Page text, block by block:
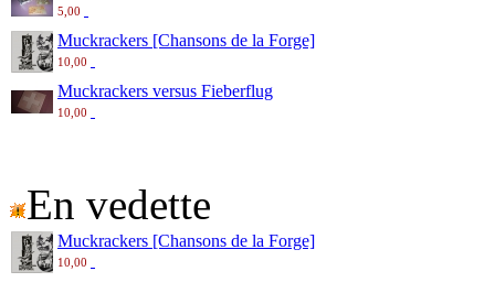
5,00
Muckrackers [Chansons de la Forge]
10,00
Muckrackers versus Fieberflug
10,00
En vedette
Muckrackers [Chansons de la Forge]
10,00